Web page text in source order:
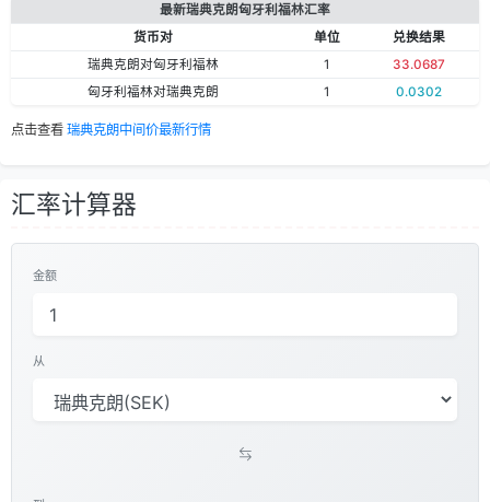
最新瑞典克朗匈牙利福林汇率
货币对
单位
兑换结果
瑞典克朗对匈牙利福林
1
33.0687
匈牙利福林对瑞典克朗
1 0.0302
点击查看 瑞典克朗中间价最新行情
汇率计算器
金额
从